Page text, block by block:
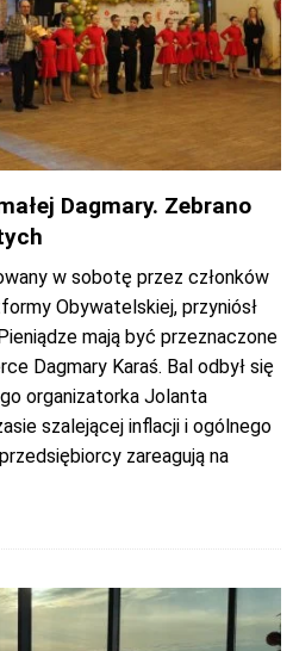
Dagmary. Zebrano
w sobotę przez członków
Obywatelskiej, przyniósł
mają być przeznaczone
Dagmary Karaś. Bal odbył się
organizatorka Jolanta
szalejącej inflacji i ogólnego
zareagują na